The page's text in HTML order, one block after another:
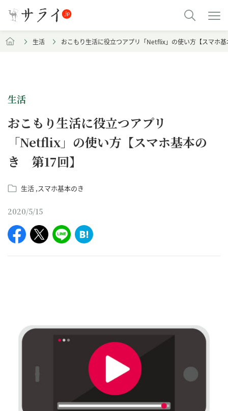
生活 おこもり生活に役立つアプリ「Netflix」の使い方【スマホ
生活
おこもり生活に役立つアプリ
「Netflix」の使い方【スマホ基本の
き 第17回】
生活 スマホ基本のき
2020/5/15